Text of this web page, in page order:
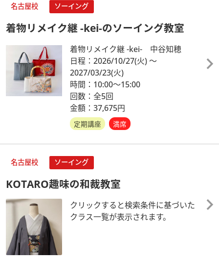
名古屋校 ソーイング
着物リメイク継 -kei-のソーイング教室
着物リメイク継 -kei- 中谷知穂
日程：2026/10/27(火)～
2027/03/23(火)
時間：10:00～15:00
回数：全5回
金額：37,675円
定期講座 満席
名古屋校 ソーイング
KOTARO趣味の和裁教室
クリックすると検索条件に基づいた
クラス一覧が表示されます。